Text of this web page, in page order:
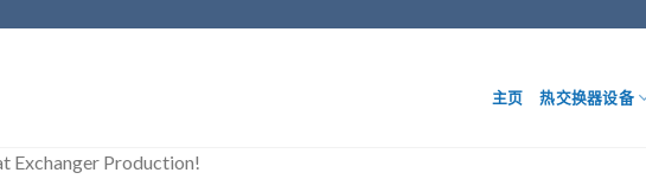
主页 热交换器设备
Exchanger Production!